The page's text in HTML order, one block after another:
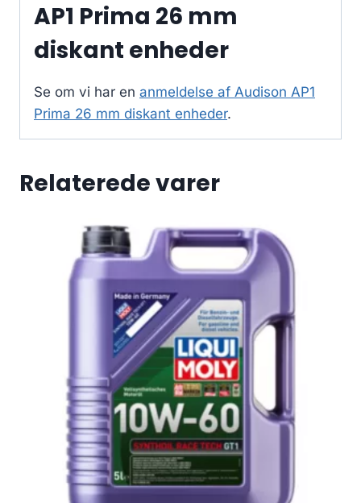
AP1 Prima 26 mm
diskant enheder
Se om vi har en anmeldelse af Audison AP1
Prima 26 mm diskant enheder.
Relaterede varer